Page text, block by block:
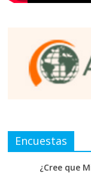
Encuestas
¿Cree que